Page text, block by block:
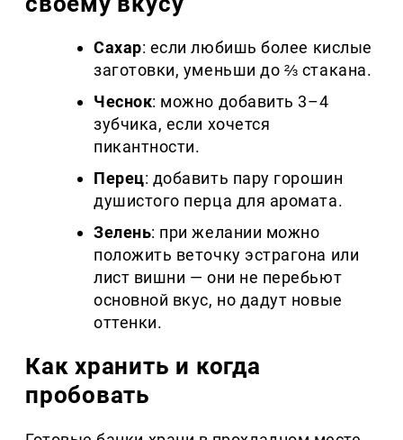
Сахар: если любишь более кислые
заготовки, уменьши до ⅔ стакана.
Чеснок: можно добавить 3–4
зубчика, если хочется
пикантности.
Перец: добавить пару горошин
душистого перца для аромата.
Зелень: при желании можно
положить веточку эстрагона или
лист вишни — они не перебьют
основной вкус, но дадут новые
оттенки.
Как хранить и когда
пробовать